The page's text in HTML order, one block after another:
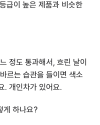
급이 높은 제품과 비슷한
정도 통과해서, 흐린 날이
르는 습관을 들이면 색소
. 개인차가 있어요.
게 하나요?